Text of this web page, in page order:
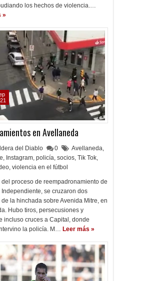
los hechos de violencia.…
»
en Avellaneda
del Diablo 0 Avellaneda,
, Instagram, policía, socios, Tik Tok,
, violencia en el fútbol
del proceso de reempadronamiento de
Independiente, se cruzaron dos
la hinchada sobre Avenida Mitre, en
Hubo tiros, persecusiones y
incluso cruces a Capital, donde
la policía. M… Leer más »